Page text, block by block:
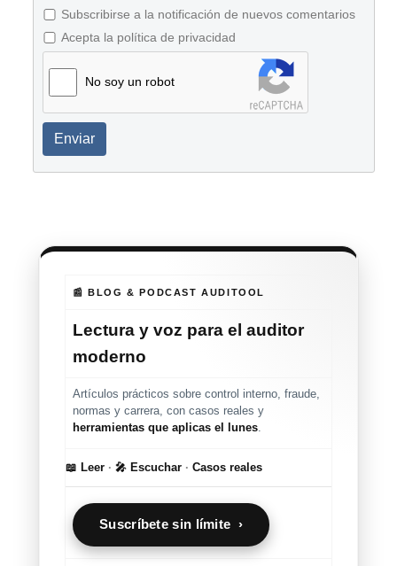
Subscribirse a la notificación de nuevos comentarios
Acepta la política de privacidad
No soy un robot
Enviar
📰 BLOG & PODCAST AUDITOOL
Lectura y voz para el auditor
moderno
Artículos prácticos sobre control interno, fraude,
normas y carrera, con casos reales y
herramientas que aplicas el lunes.
📖 Leer · 🎤 Escuchar · Casos reales
Suscríbete sin límite ›